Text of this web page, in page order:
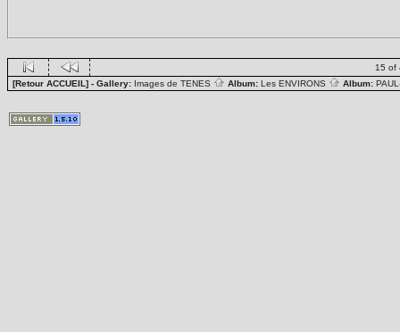
15 of
[Retour ACCUEIL] - Gallery: Images de TENES Album: Les ENVIRONS Album: